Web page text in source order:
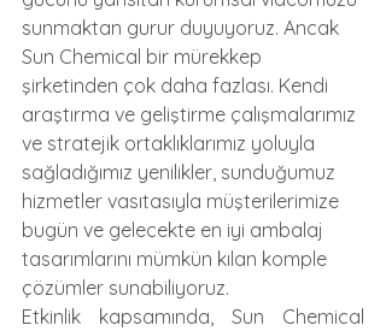
sunmaktan gurur duyuyoruz. Ancak
Sun Chemical bir mürekkep
şirketinden çok daha fazlası. Kendi
araştırma ve geliştirme çalışmalarımız
ve stratejik ortaklıklarımız yoluyla
sağladığımız yenilikler, sunduğumuz
hizmetler vasıtasıyla müşterilerimize
bugün ve gelecekte en iyi ambalaj
tasarımlarını mümkün kılan komple
çözümler sunabiliyoruz.
Etkinlik kapsamında, Sun Chemical